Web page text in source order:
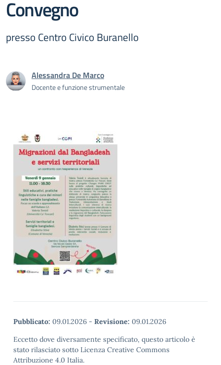
Convegno
presso Centro Civico Buranello
Alessandra De Marco
Docente e funzione strumentale
Pubblicato: 09.01.2026 - Revisione: 09.01.2026
Eccetto dove diversamente specificato, questo articolo è
stato rilasciato sotto Licenza Creative Commons
Attribuzione 4.0 Italia.